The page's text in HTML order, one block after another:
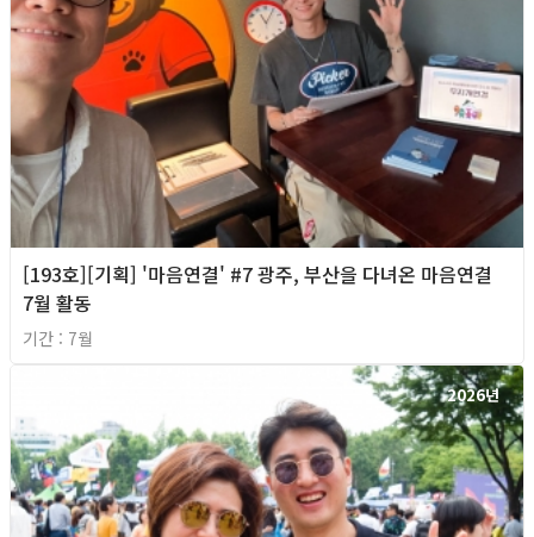
[193호][기획] '마음연결' #7 광주, 부산을 다녀온 마음연결
7월 활동
기간 : 7월
2026년